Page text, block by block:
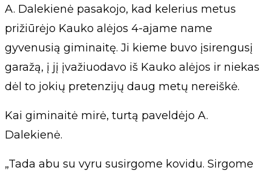
A. Dalekienė pasakojo, kad kelerius metus
prižiūrėjo Kauko alėjos 4-ajame name
gyvenusią giminaitę. Ji kieme buvo įsirengusį
garažą, į jį įvažiuodavo iš Kauko alėjos ir niekas
dėl to jokių pretenzijų daug metų nereiškė.
Kai giminaitė mirė, turtą paveldėjo A.
Dalekienė.
„Tada abu su vyru susirgome kovidu. Sirgome